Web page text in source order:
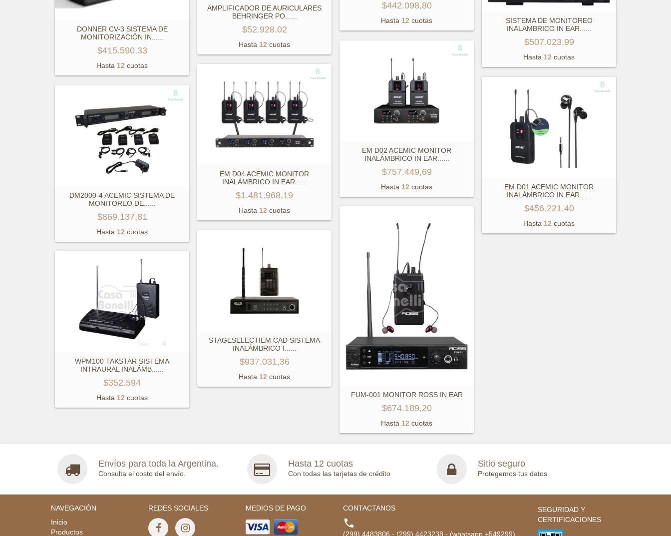
DONNER CV-3 SISTEMA DE
MONITORIZACIÓN IN...
$415.590,33
Hasta 12 cuotas
AMPLIFICADOR DE AURICULARES
BEHRINGER PO...
$52.928,02
Hasta 12 cuotas
$442.098,80
Hasta 12 cuotas
SISTEMA DE MONITOREO
INALAMBRICO IN EAR...
$507.023,99
Hasta 12 cuotas
DM2000-4 ACEMIC SISTEMA DE
MONITOREO DE...
$869.137,81
Hasta 12 cuotas
EM D04 ACEMIC MONITOR
INALÁMBRICO IN EAR...
$1.481.968,19
Hasta 12 cuotas
EM D02 ACEMIC MONITOR
INALÁMBRICO IN EAR...
$757.449,69
Hasta 12 cuotas
EM D01 ACEMIC MONITOR
INALÁMBRICO IN EAR...
$456.221,40
Hasta 12 cuotas
WPM100 TAKSTAR SISTEMA
INTRAURAL INALÁMB...
$352.594
Hasta 12 cuotas
STAGESELECTIEM CAD SISTEMA
INALÁMBRICO I...
$937.031,36
Hasta 12 cuotas
FUM-001 MONITOR ROSS IN EAR
$674.189,20
Hasta 12 cuotas
Envíos para toda la Argentina.
Consulta el costo del envío.
Hasta 12 cuotas
Con todas las tarjetas de crédito
Sitio seguro
Protegemos tus datos
NAVEGACIÓN
Inicio
Productos
REDES SOCIALES MEDIOS DE PAGO CONTACTANOS

(299) 4483806 - (299) 4423238 - (whatsapp +549299)
SEGURIDAD Y
CERTIFICACIONES